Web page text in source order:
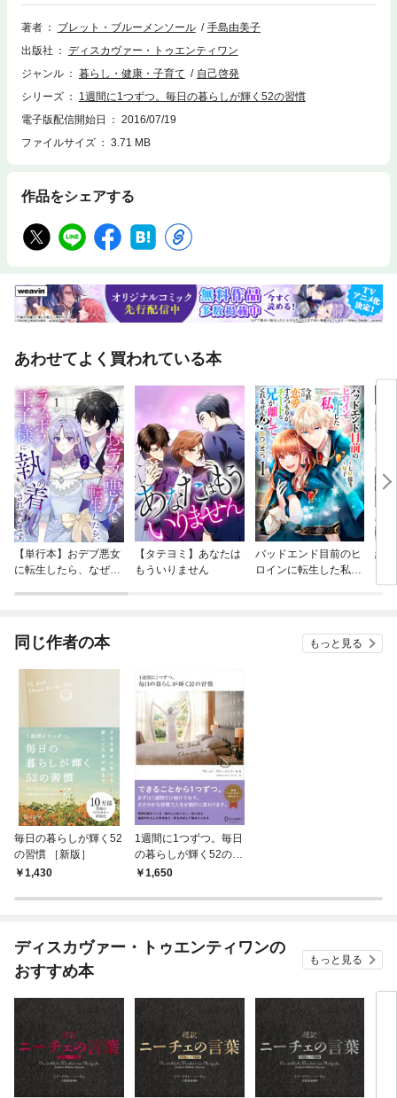
の人と比べない＊旅に出る＊過去のわたしに向き合う＊手をのばして誰か
にふれる …etc.女性のためのマインドフルネス！
著者 ブレット・ブルーメンソール
手島由美子
出版社
ディスカヴァー・トゥエンティワン
ジャンル
暮らし・健康・子育て
自己啓発
シリーズ
1週間に1つずつ。毎日の暮らしが輝く52の習慣
電子版配信開始日
2016/07/19
ファイルサイズ
3.71 MB
作品をシェアする
あわせてよく買われている本
【単行本】おデブ悪女
に転生したら、なぜか
【タテヨミ】あなたは
もういりません
バッドエンド目前のヒ
ロインに転生した私、
結
同じ作者の本 もっと見る
毎日の暮らしが輝く52
の習慣 ［新版］
1,430
1週間に1つずつ。毎日
の暮らしが輝く52の習
慣1,650
ディスカヴァー・トゥエンティワンの
おすすめ本
もっと見る